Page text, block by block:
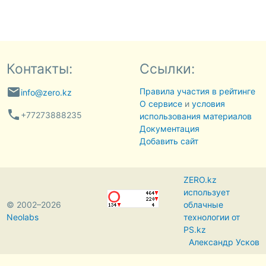
Контакты:
emailinfo@zero.kz
phone +77273888235
Ссылки:
Правила участия в рейтинге
О сервисеи условия
использования материалов
Документация
Добавить сайт
© 2002–2026
Neolabs
ZERO.kz
использует
облачные
технологии от
PS.kz
Александр Усков